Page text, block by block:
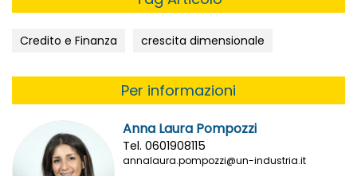
Credito e Finanza crescita dimensionale
Per informazioni
Anna Laura Pompozzi
Tel. 0601908115
annalaura.pompozzi@un-industria.it